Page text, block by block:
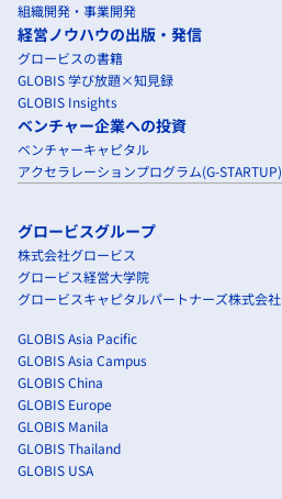
組織開発・事業開発
経営ノウハウの出版・発信
グロービスの書籍
GLOBIS 学び放題×知見録
GLOBIS Insights
ベンチャー企業への投資
ベンチャーキャピタル
アクセラレーションプログラム(G-STARTUP)
グロービスグループ
株式会社グロービス
グロービス経営大学院
グロービスキャピタルパートナーズ株式会社
GLOBIS Asia Pacific
GLOBIS Asia Campus
GLOBIS China
GLOBIS Europe
GLOBIS Manila
GLOBIS Thailand
GLOBIS USA